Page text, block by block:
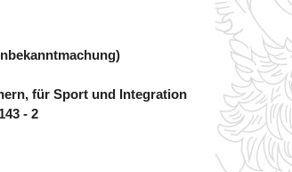
für Sport und Integration
- 2